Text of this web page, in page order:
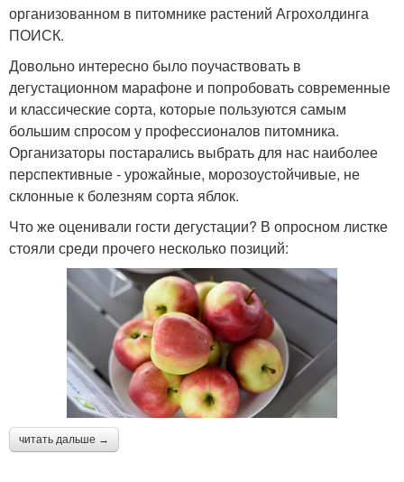
организованном в питомнике растений Агрохолдинга
ПОИСК.
Довольно интересно было поучаствовать в
дегустационном марафоне и попробовать современные
и классические сорта, которые пользуются самым
большим спросом у профессионалов питомника.
Организаторы постарались выбрать для нас наиболее
перспективные - урожайные, морозоустойчивые, не
склонные к болезням сорта яблок.
Что же оценивали гости дегустации? В опросном листке
стояли среди прочего несколько позиций:
читать дальше →